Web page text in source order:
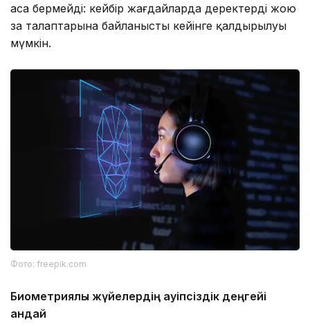
аса бермейді: кейбір жағдайларда деректерді жою
заң талаптарына байланысты кейінге қалдырылуы
мүмкін.
Фото: freepik.com
Биометриялық жүйелердің қауіпсіздік деңгейі
қандай